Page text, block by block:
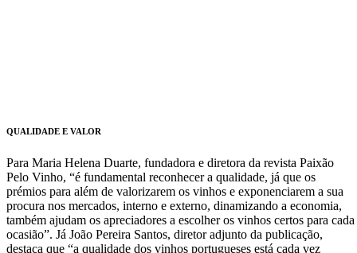
QUALIDADE E VALOR
Para Maria Helena Duarte, fundadora e diretora da revista Paixão
Pelo Vinho, “é fundamental reconhecer a qualidade, já que os
prémios para além de valorizarem os vinhos e exponenciarem a sua
procura nos mercados, interno e externo, dinamizando a economia,
também ajudam os apreciadores a escolher os vinhos certos para cada
ocasião”. Já João Pereira Santos, diretor adjunto da publicação,
destaca que “a qualidade dos vinhos portugueses está cada vez